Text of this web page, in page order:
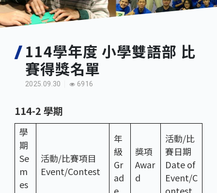
🎊
8月3日 分科成績公布
🎉🎉🎉狂賀! 12望蘇同學榮錄MIT麻省理工學院，本校
連續兩年錄取世界第一學府！
114學年度 小學雙語部 比
賽得獎名單
2025.09.30 6916
114-2 學期
學
期
Se
m
es
活動/比賽項目
Event/Contest
年
級
Gr
ad
獎項
Awar
d
活動/比
賽日期
Date of
Event/C